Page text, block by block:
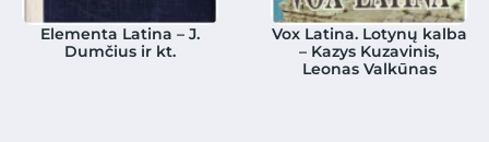
Elementa Latina – J.
Dumčius ir kt.
Vox Latina. Lotynų kalba
– Kazys Kuzavinis,
Leonas Valkūnas